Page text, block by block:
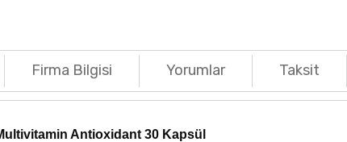
Firma Bilgisi Yorumlar Taksit
Antioxidant 30 Kapsül